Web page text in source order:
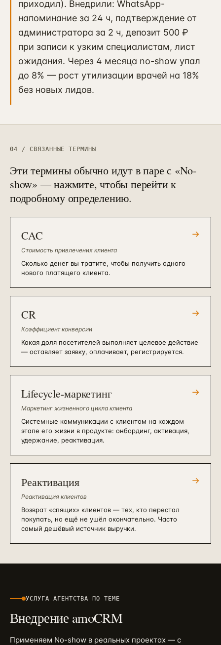
приходил). Внедрили: WhatsApp-
напоминание за 24 ч, подтверждение от
администратора за 2 ч, депозит 500 ₽
при записи к узким специалистам, лист
ожидания. Через 4 месяца no-show упал
до 8% — рост утилизации врачей на 18%
без новых лидов.
04 / СВЯЗАННЫЕ ТЕРМИНЫ
Эти термины обычно идут в паре с «No-
show» — нажмите, чтобы перейти к
подробному определению.
CAC
Стоимость привлечения клиента
Сколько денег вы тратите, чтобы получить одного
нового платящего клиента.
→
CR
Коэффициент конверсии
Какая доля посетителей выполняет целевое действие
— оставляет заявку, оплачивает, регистрируется.
→
Lifecycle-маркетинг
Маркетинг жизненного цикла клиента
Системные коммуникации с клиентом на каждом
этапе его жизни в продукте: онбординг, активация,
удержание, реактивация.
→
Реактивация
Реактивация клиентов
Возврат «спящих» клиентов — тех, кто перестал
покупать, но ещё не ушёл окончательно. Часто
самый дешёвый источник выручки.
→
УСЛУГА АГЕНТСТВА ПО ТЕМЕ
Внедрение amoCRM
Применяем No-show в реальных проектах — с